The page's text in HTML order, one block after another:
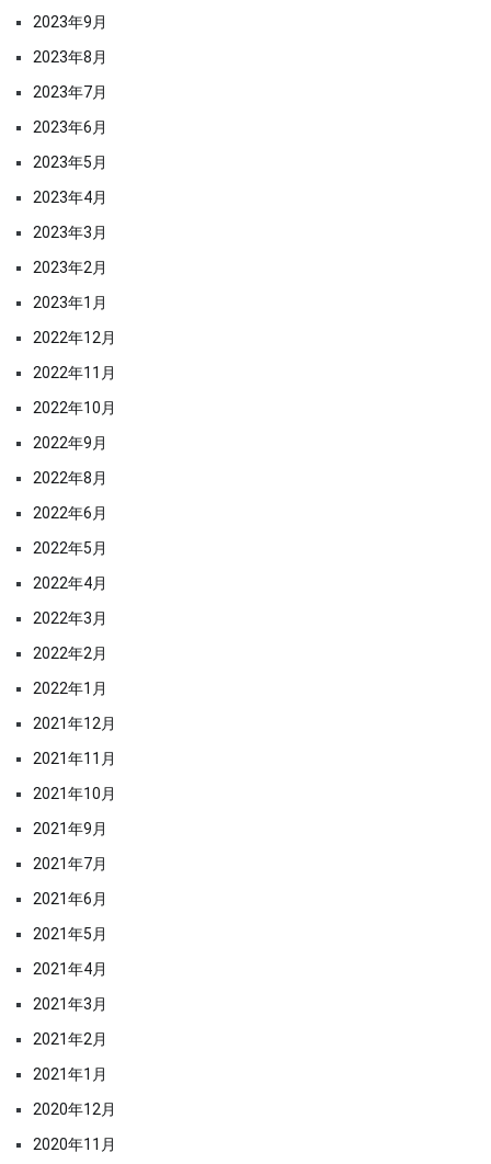
2023年9月
2023年8月
2023年7月
2023年6月
2023年5月
2023年4月
2023年3月
2023年2月
2023年1月
2022年12月
2022年11月
2022年10月
2022年9月
2022年8月
2022年6月
2022年5月
2022年4月
2022年3月
2022年2月
2022年1月
2021年12月
2021年11月
2021年10月
2021年9月
2021年7月
2021年6月
2021年5月
2021年4月
2021年3月
2021年2月
2021年1月
2020年12月
2020年11月